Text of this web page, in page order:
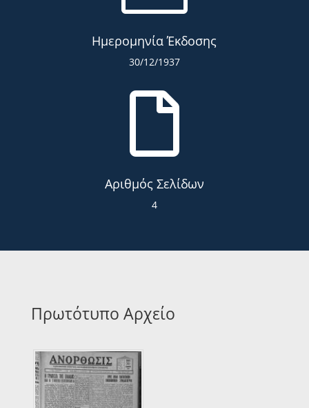
Ημερομηνία Έκδοσης
30/12/1937

Αριθμός Σελίδων
4
Πρωτότυπο Αρχείο